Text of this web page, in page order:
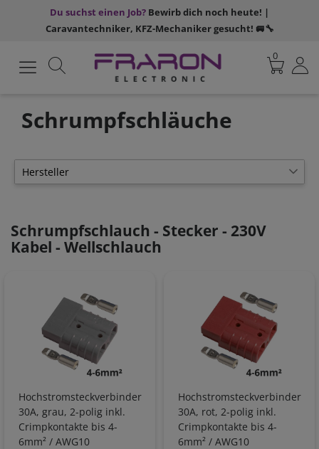
Du suchst einen Job? Bewirb dich noch heute! |
Caravantechniker, KFZ-Mechaniker gesucht! 🚐🔧
0
Schrumpfschläuche
Hersteller
Schrumpfschlauch - Stecker - 230V
Kabel - Wellschlauch
Hochstromsteckverbinder
30A, grau, 2-polig inkl.
Crimpkontakte bis 4-
6mm² / AWG10
Hochstromsteckverbinder
30A, rot, 2-polig inkl.
Crimpkontakte bis 4-
6mm² / AWG10